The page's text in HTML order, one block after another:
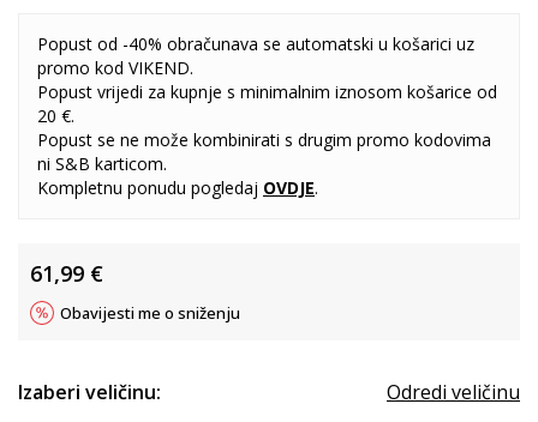
Popust od -40% obračunava se automatski u košarici uz
promo kod VIKEND.
Popust vrijedi za kupnje s minimalnim iznosom košarice od
20 €.
Popust se ne može kombinirati s drugim promo kodovima
ni S&B karticom.
Kompletnu ponudu pogledaj OVDJE.
61,99 €
Obavijesti me o sniženju
Izaberi veličinu: Odredi veličinu